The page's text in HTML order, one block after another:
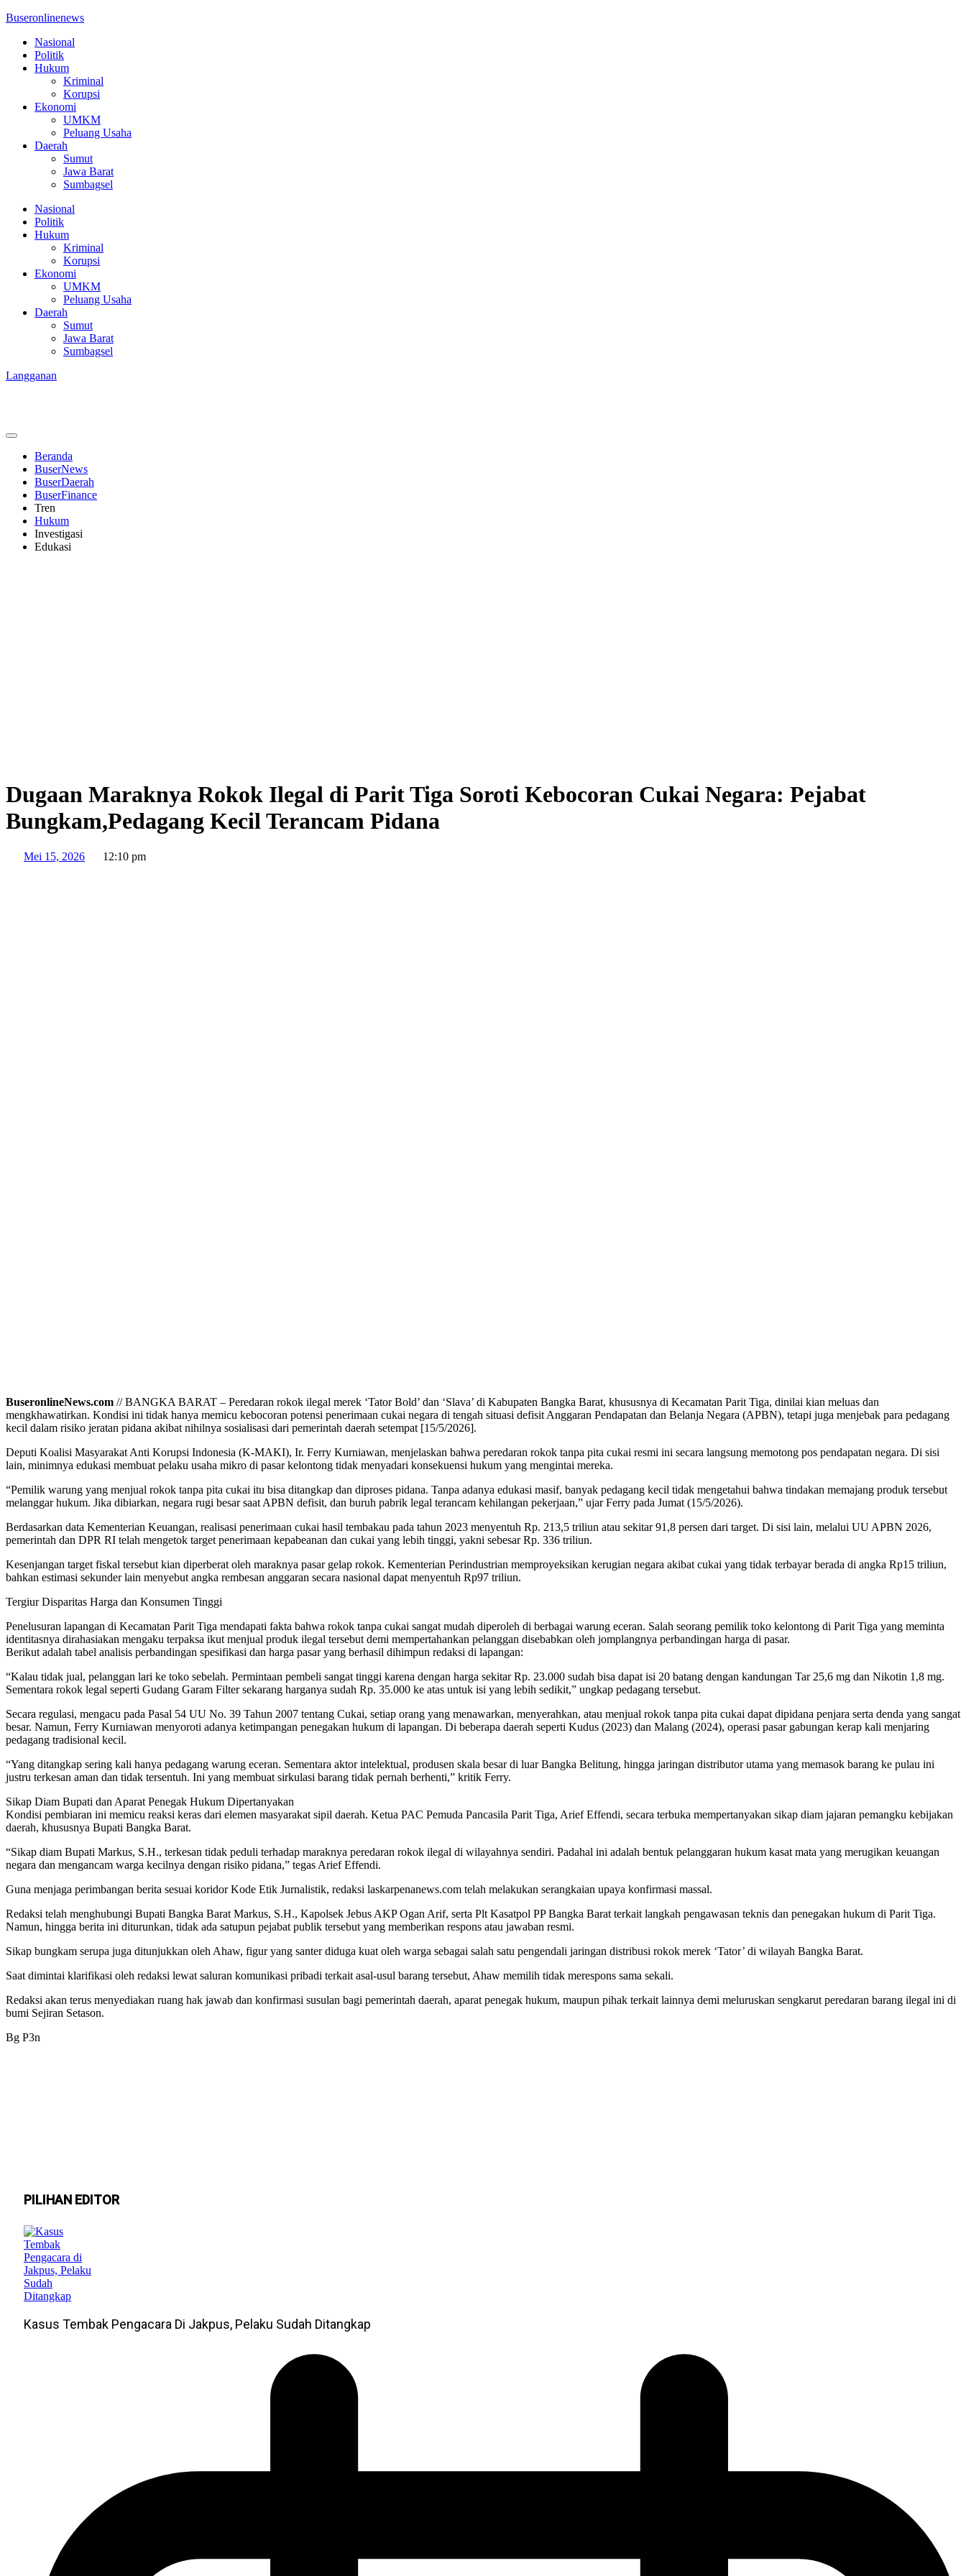
Buseronlinenews
Nasional
Politik
Hukum
Kriminal
Korupsi
Ekonomi
UMKM
Peluang Usaha
Daerah
Sumut
Jawa Barat
Sumbagsel
Nasional
Politik
Hukum
Kriminal
Korupsi
Ekonomi
UMKM
Peluang Usaha
Daerah
Sumut
Jawa Barat
Sumbagsel
Langganan
Beranda
BuserNews
BuserDaerah
BuserFinance
Tren
Hukum
Investigasi
Edukasi
Dugaan Maraknya Rokok Ilegal di Parit Tiga Soroti Kebocoran Cukai Negara: Pejabat
Bungkam,Pedagang Kecil Terancam Pidana
Mei 15, 2026 12:10 pm
BuseronlineNews.com // BANGKA BARAT – Peredaran rokok ilegal merek ‘Tator Bold’ dan ‘Slava’ di Kabupaten Bangka Barat, khususnya di Kecamatan Parit Tiga, dinilai kian meluas dan
mengkhawatirkan. Kondisi ini tidak hanya memicu kebocoran potensi penerimaan cukai negara di tengah situasi defisit Anggaran Pendapatan dan Belanja Negara (APBN), tetapi juga menjebak para pedagang
kecil dalam risiko jeratan pidana akibat nihilnya sosialisasi dari pemerintah daerah setempat [15/5/2026].
Deputi Koalisi Masyarakat Anti Korupsi Indonesia (K-MAKI), Ir. Ferry Kurniawan, menjelaskan bahwa peredaran rokok tanpa pita cukai resmi ini secara langsung memotong pos pendapatan negara. Di sisi
lain, minimnya edukasi membuat pelaku usaha mikro di pasar kelontong tidak menyadari konsekuensi hukum yang mengintai mereka.
“Pemilik warung yang menjual rokok tanpa pita cukai itu bisa ditangkap dan diproses pidana. Tanpa adanya edukasi masif, banyak pedagang kecil tidak mengetahui bahwa tindakan memajang produk tersebut
melanggar hukum. Jika dibiarkan, negara rugi besar saat APBN defisit, dan buruh pabrik legal terancam kehilangan pekerjaan,” ujar Ferry pada Jumat (15/5/2026).
Berdasarkan data Kementerian Keuangan, realisasi penerimaan cukai hasil tembakau pada tahun 2023 menyentuh Rp. 213,5 triliun atau sekitar 91,8 persen dari target. Di sisi lain, melalui UU APBN 2026,
pemerintah dan DPR RI telah mengetok target penerimaan kepabeanan dan cukai yang lebih tinggi, yakni sebesar Rp. 336 triliun.
Kesenjangan target fiskal tersebut kian diperberat oleh maraknya pasar gelap rokok. Kementerian Perindustrian memproyeksikan kerugian negara akibat cukai yang tidak terbayar berada di angka Rp15 triliun,
bahkan estimasi sekunder lain menyebut angka rembesan anggaran secara nasional dapat menyentuh Rp97 triliun.
Tergiur Disparitas Harga dan Konsumen Tinggi
Penelusuran lapangan di Kecamatan Parit Tiga mendapati fakta bahwa rokok tanpa cukai sangat mudah diperoleh di berbagai warung eceran. Salah seorang pemilik toko kelontong di Parit Tiga yang meminta
identitasnya dirahasiakan mengaku terpaksa ikut menjual produk ilegal tersebut demi mempertahankan pelanggan disebabkan oleh jomplangnya perbandingan harga di pasar.
Berikut adalah tabel analisis perbandingan spesifikasi dan harga pasar yang berhasil dihimpun redaksi di lapangan:
“Kalau tidak jual, pelanggan lari ke toko sebelah. Permintaan pembeli sangat tinggi karena dengan harga sekitar Rp. 23.000 sudah bisa dapat isi 20 batang dengan kandungan Tar 25,6 mg dan Nikotin 1,8 mg.
Sementara rokok legal seperti Gudang Garam Filter sekarang harganya sudah Rp. 35.000 ke atas untuk isi yang lebih sedikit,” ungkap pedagang tersebut.
Secara regulasi, mengacu pada Pasal 54 UU No. 39 Tahun 2007 tentang Cukai, setiap orang yang menawarkan, menyerahkan, atau menjual rokok tanpa pita cukai dapat dipidana penjara serta denda yang sangat
besar. Namun, Ferry Kurniawan menyoroti adanya ketimpangan penegakan hukum di lapangan. Di beberapa daerah seperti Kudus (2023) dan Malang (2024), operasi pasar gabungan kerap kali menjaring
pedagang tradisional kecil.
“Yang ditangkap sering kali hanya pedagang warung eceran. Sementara aktor intelektual, produsen skala besar di luar Bangka Belitung, hingga jaringan distributor utama yang memasok barang ke pulau ini
justru terkesan aman dan tidak tersentuh. Ini yang membuat sirkulasi barang tidak pernah berhenti,” kritik Ferry.
Sikap Diam Bupati dan Aparat Penegak Hukum Dipertanyakan
Kondisi pembiaran ini memicu reaksi keras dari elemen masyarakat sipil daerah. Ketua PAC Pemuda Pancasila Parit Tiga, Arief Effendi, secara terbuka mempertanyakan sikap diam jajaran pemangku kebijakan
daerah, khususnya Bupati Bangka Barat.
“Sikap diam Bupati Markus, S.H., terkesan tidak peduli terhadap maraknya peredaran rokok ilegal di wilayahnya sendiri. Padahal ini adalah bentuk pelanggaran hukum kasat mata yang merugikan keuangan
negara dan mengancam warga kecilnya dengan risiko pidana,” tegas Arief Effendi.
Guna menjaga perimbangan berita sesuai koridor Kode Etik Jurnalistik, redaksi laskarpenanews.com telah melakukan serangkaian upaya konfirmasi massal.
Redaksi telah menghubungi Bupati Bangka Barat Markus, S.H., Kapolsek Jebus AKP Ogan Arif, serta Plt Kasatpol PP Bangka Barat terkait langkah pengawasan teknis dan penegakan hukum di Parit Tiga.
Namun, hingga berita ini diturunkan, tidak ada satupun pejabat publik tersebut yang memberikan respons atau jawaban resmi.
Sikap bungkam serupa juga ditunjukkan oleh Ahaw, figur yang santer diduga kuat oleh warga sebagai salah satu pengendali jaringan distribusi rokok merek ‘Tator’ di wilayah Bangka Barat.
Saat dimintai klarifikasi oleh redaksi lewat saluran komunikasi pribadi terkait asal-usul barang tersebut, Ahaw memilih tidak merespons sama sekali.
Redaksi akan terus menyediakan ruang hak jawab dan konfirmasi susulan bagi pemerintah daerah, aparat penegak hukum, maupun pihak terkait lainnya demi meluruskan sengkarut peredaran barang ilegal ini di
bumi Sejiran Setason.
Bg P3n
PILIHAN EDITOR
Kasus Tembak Pengacara Di Jakpus, Pelaku Sudah Ditangkap